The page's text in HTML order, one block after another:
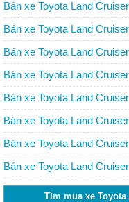
Bán xe Toyota Land
Bán xe Toyota Land
Bán xe Toyota Land
Bán xe Toyota Land
Bán xe Toyota Land
Bán xe Toyota Land
Bán xe Toyota Land
Bán xe Toyota Land
Tìm mua xe